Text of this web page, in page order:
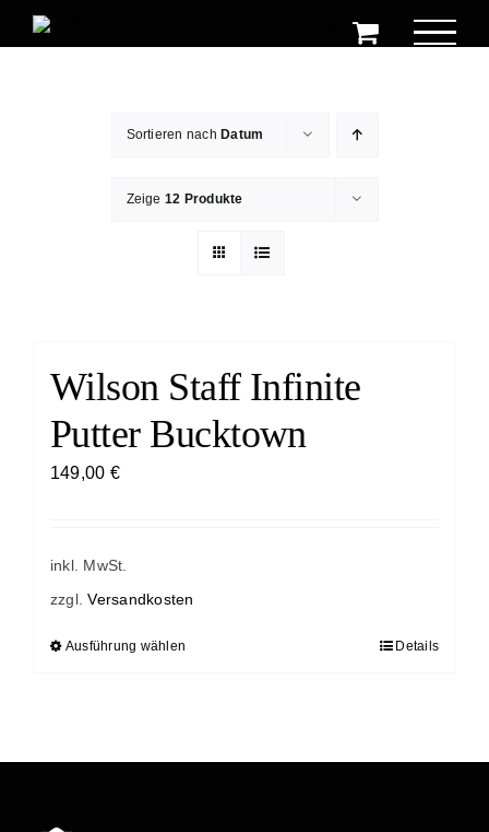
Zum
Inhalt
Sortieren nach Datum
Zeige 12 Produkte
Wilson Staff Infinite
Putter Bucktown
149,00 €
inkl. MwSt.
zzgl.Versandkosten
Ausführung wählen
Varianten
Details